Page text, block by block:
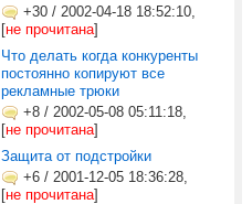
+30 / 2002-04-18 18:52:10,
[не прочитана]
Что делать когда конкуренты
постоянно копируют все
рекламные трюки
+8 / 2002-05-08 05:11:18,
[не прочитана]
Защита от подстройки
+6 / 2001-12-05 18:36:28,
[не прочитана]